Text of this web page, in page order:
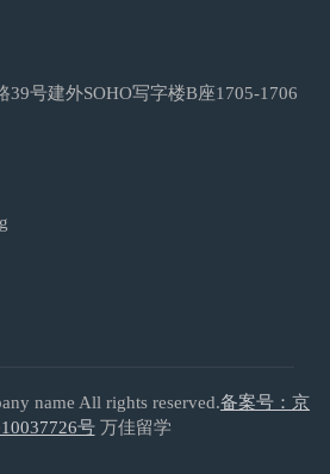
号建外SOHO写字楼B座1705-1706
name All rights reserved.备案号：京
号万佳留学